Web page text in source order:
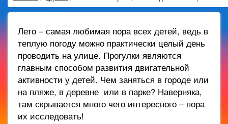
Лето – самая любимая пора всех детей, ведь в
теплую погоду можно практически целый день
проводить на улице. Прогулки являются
главным способом развития двигательной
активности у детей. Чем заняться в городе или
на пляже, в деревне или в парке? Наверняка,
там скрывается много чего интересного – пора
их исследовать!